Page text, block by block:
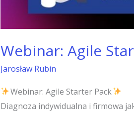
Webinar: Agile
Jarosław Rubin
Webinar: Agile Starter Pack
Diagnoza indywidualna i firmowa